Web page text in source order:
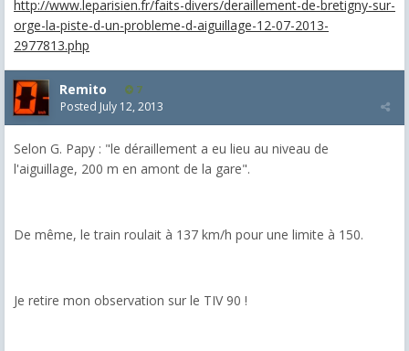
http://www.leparisien.fr/faits-divers/deraillement-de-bretigny-sur-
orge-la-piste-d-un-probleme-d-aiguillage-12-07-2013-
2977813.php
Remito 7
Posted July 12, 2013
Selon G. Papy : "le déraillement a eu lieu au niveau de
l'aiguillage, 200 m en amont de la gare".
De même, le train roulait à 137 km/h pour une limite à 150.
Je retire mon observation sur le TIV 90 !